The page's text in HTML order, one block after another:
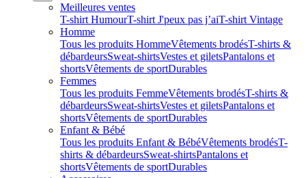
Meilleures ventes
T-shirt HumourT-shirt J'peux pas j’aiT-shirt Vintage
Homme
Tous les produits HommeVêtements brodésT-shirts &
débardeursSweat-shirtsVestes et giletsPantalons et
shortsVêtements de sportDurables
Femmes
Tous les produits FemmeVêtements brodésT-shirts &
débardeursSweat-shirtsVestes et giletsPantalons et
shortsVêtements de sportDurables
Enfant & Bébé
Tous les produits Enfant & BébéVêtements brodésT-
shirts & débardeursSweat-shirtsPantalons et
shortsVêtements de sportDurables